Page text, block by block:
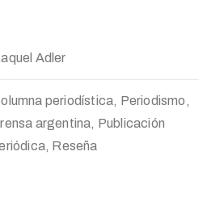
Adler
periodística, Periodismo,
argentina, Publicación
Reseña